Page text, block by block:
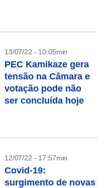
13/07/22 - 10:05min
PEC Kamikaze gera
tensão na Câmara e
votação pode não
ser concluída hoje
12/07/22 - 17:57min
Covid-19:
surgimento de novas